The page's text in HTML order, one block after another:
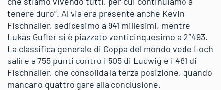
tenere duro”. Al via era presente anche Kevin
Fischnaller, sedicesimo a 941 millesimi, mentre
Lukas Gufler si è piazzato venticinquesimo a 2″493.
La classifica generale di Coppa del mondo vede Loch
salire a 755 punti contro i 505 di Ludwig e i 461 di
Fischnaller, che consolida la terza posizione, quando
mancano quattro gare alla conclusione.